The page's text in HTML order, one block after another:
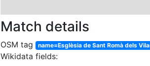
Match details
OSM tag name=Esglèsia de Sant Romà dels
Wikidata fields: